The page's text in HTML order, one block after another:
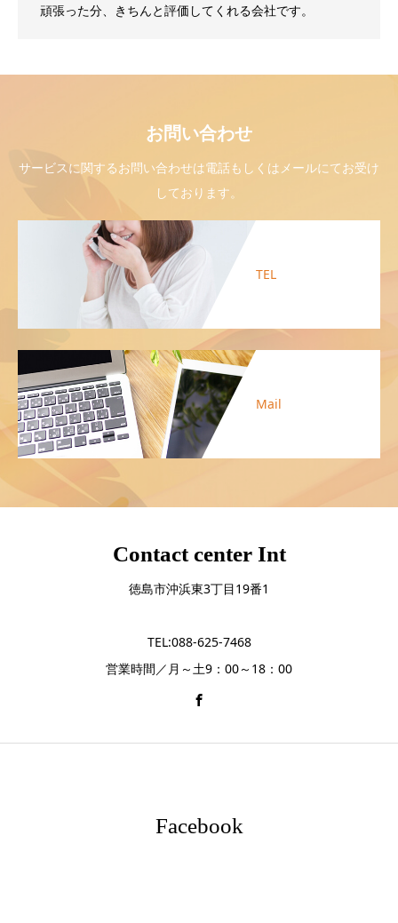
頑張った分、きちんと評価してくれる会社です。
お問い合わせ
サービスに関するお問い合わせは電話もしくはメールにてお受け
しております。
TEL
Mail
Contact center Int
徳島市沖浜東3丁目19番1
TEL:088-625-7468
営業時間／月～土9：00～18：00
Facebook